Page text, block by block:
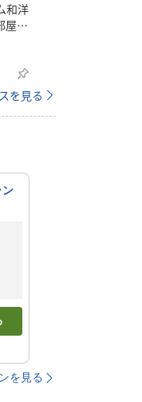
和洋
屋に
で
は
子様
の人
てい
せ。
を見る
ン
を見る